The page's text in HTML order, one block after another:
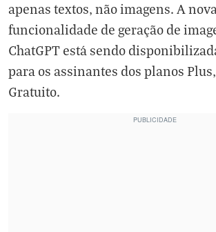
apenas textos, não imagens. A nova
funcionalidade de geração de
ChatGPT está sendo
para os assinantes dos planos
Gratuito.